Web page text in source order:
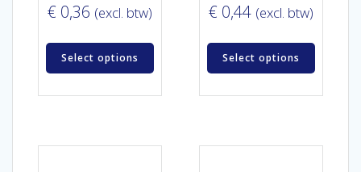
€ 0,36 (excl. btw)
Select options
€ 0,44 (excl. btw)
Select options